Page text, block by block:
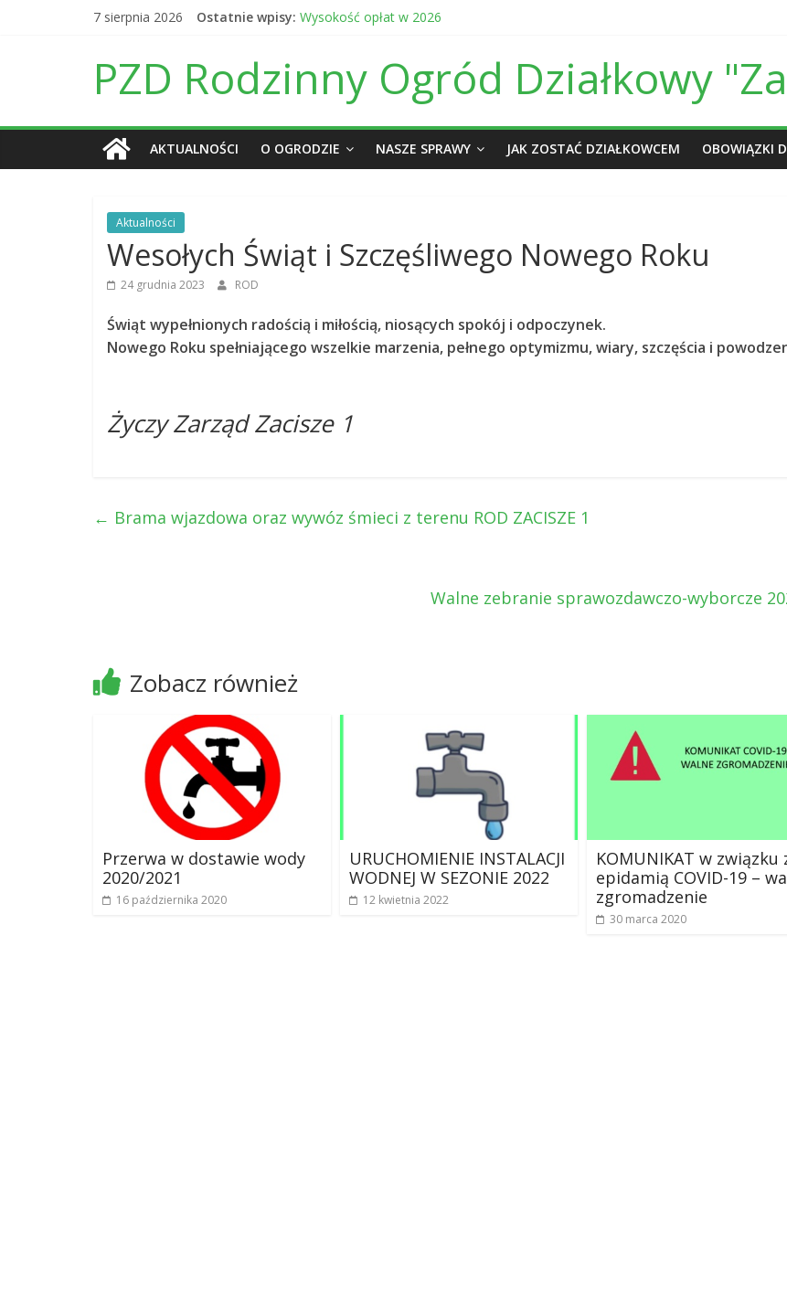
7 sierpnia 2026 Ostatnie wpisy: Wysokość opłat w 2026
Daty otwarcia bramy w sierpniu i wrześniu br.
Informacja finansowa dot. prowadzenia ROD Zacisze I w Kielcach za 2025 r.
Daty otwarcia bramy wjazdowej w czerwcu i lipcu
PZD Rodzinny Ogród Działkowy
AKTUALNOŚCI O OGRODZIE NASZE SPRAWY JAK ZOSTAĆ DZIAŁKOWCEM OBOWIĄZKI
Aktualności
Wesołych Świąt i Szczęśliwego Nowego Roku
24 grudnia 2023 ROD
Świąt wypełnionych radością i miłością, niosących spokój i odpoczynek.
Nowego Roku spełniającego wszelkie marzenia, pełnego optymizmu, wiary, szczęścia i
Życzy Zarząd Zacisze 1
← Brama wjazdowa oraz wywóz śmieci z terenu ROD ZACISZE 1
Walne zebranie sprawozdawczo-wyborcze
Zobacz również
Przerwa w dostawie wody
2020/2021
16 października 2020
URUCHOMIENIE INSTALACJI
WODNEJ W SEZONIE 2022
12 kwietnia 2022
KOMUNIKAT w związku
epidamią COVID-19 –
zgromadzenie
30 marca 2020